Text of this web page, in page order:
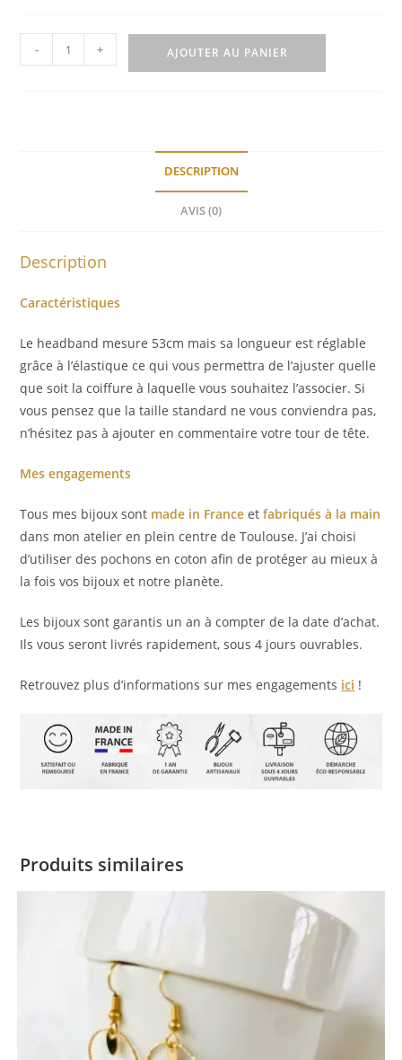
quantité
de
- + AJOUTER AU PANIER
DESCRIPTION
AVIS (0)
Description
Caractéristiques
Le headband mesure 53cm mais sa longueur est réglable
grâce à l’élastique ce qui vous permettra de l’ajuster quelle
que soit la coiffure à laquelle vous souhaitez l’associer. Si
vous pensez que la taille standard ne vous conviendra pas,
n’hésitez pas à ajouter en commentaire votre tour de tête.
Mes engagements
Tous mes bijoux sont made in France etfabriqués à la main
dans mon atelier en plein centre de Toulouse. J’ai choisi
d’utiliser des pochons en coton afin de protéger au mieux à
la fois vos bijoux et notre planète.
Les bijoux sont garantis un an à compter de la date d’achat.
Ils vous seront livrés rapidement, sous 4 jours ouvrables.
Retrouvez plus d’informations sur mes engagements ici !
Produits similaires